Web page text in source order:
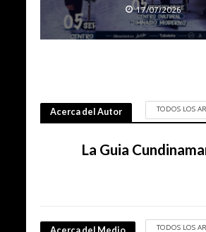
17/07/2026
Acerca del Autor TODOS LOS
La Guia
TODOS LOS